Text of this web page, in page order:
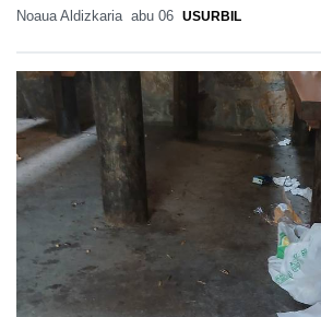
Noaua Aldizkaria abu 06 USURBIL